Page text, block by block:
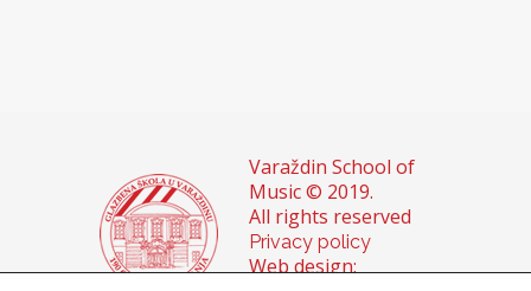
Varaždin School of
Music © 2019.
All rights reserved
Privacy policy
Web design: